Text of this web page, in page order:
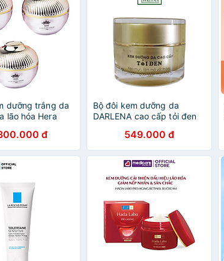
dưỡng trắng da
lão hóa Hera
đ
Bộ đôi kem dưỡng da
DARLENA cao cấp tỏi đen
549.000 đ